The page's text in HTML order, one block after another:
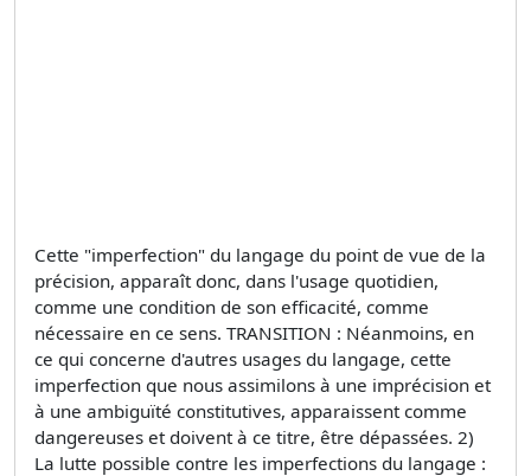
Cette "imperfection" du langage du point de vue de la
précision, apparaît donc, dans l'usage quotidien,
comme une condition de son efficacité, comme
nécessaire en ce sens. TRANSITION : Néanmoins, en
ce qui concerne d'autres usages du langage, cette
imperfection que nous assimilons à une imprécision et
à une ambiguïté constitutives, apparaissent comme
dangereuses et doivent à ce titre, être dépassées. 2)
La lutte possible contre les imperfections du langage :